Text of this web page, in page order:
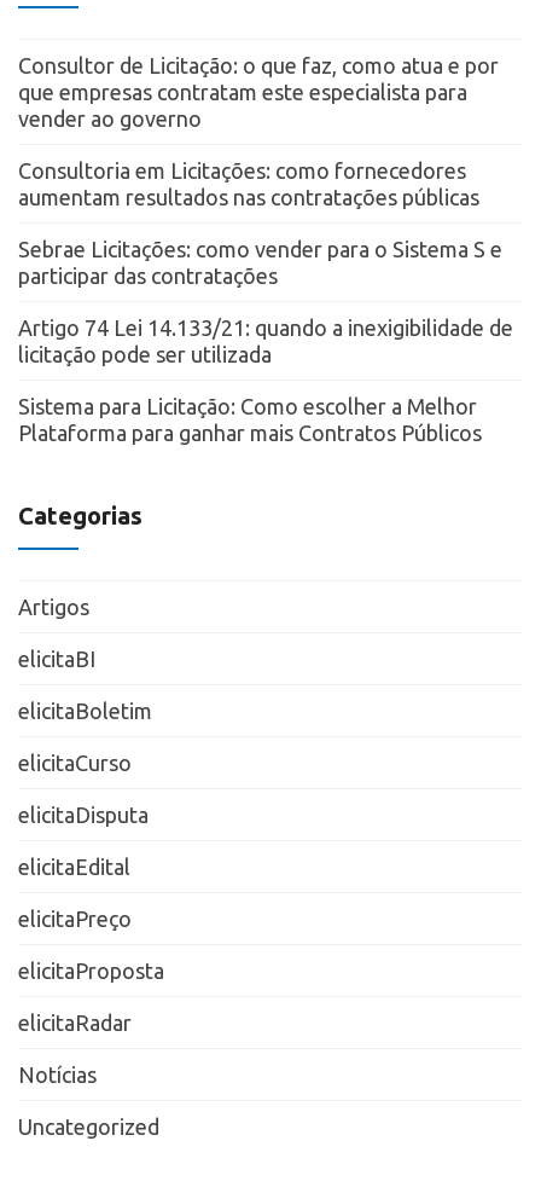
Consultor de Licitação: o que faz, como atua e por
que empresas contratam este especialista para
vender ao governo
Consultoria em Licitações: como fornecedores
aumentam resultados nas contratações públicas
Sebrae Licitações: como vender para o Sistema S e
participar das contratações
Artigo 74 Lei 14.133/21: quando a inexigibilidade de
licitação pode ser utilizada
Sistema para Licitação: Como escolher a Melhor
Plataforma para ganhar mais Contratos Públicos
Categorias
Artigos
elicitaBI
elicitaBoletim
elicitaCurso
elicitaDisputa
elicitaEdital
elicitaPreço
elicitaProposta
elicitaRadar
Notícias
Uncategorized